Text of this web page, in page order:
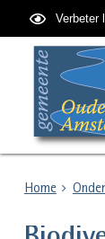
Verbeter
Home